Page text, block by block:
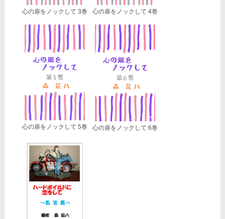
心の扉をノックして 3巻 心の扉をノックして 4巻
心の扉をノックして 5巻 心の扉をノックして 6巻